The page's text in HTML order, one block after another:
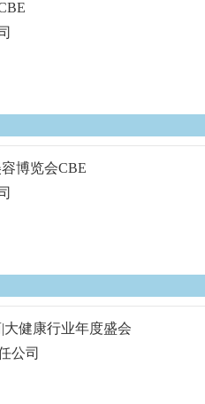
博览会CBE
大健康行业年度盛会
公司